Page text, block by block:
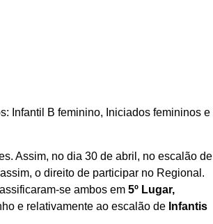
Infantil B feminino, Iniciados femininos e
Assim, no dia 30 de abril, no escalão de
o direito de participar no Regional.
se ambos em 5º Lugar,
e relativamente ao escalão de Infantis